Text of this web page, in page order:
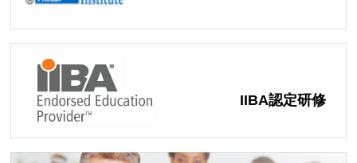
IIBA認定研修